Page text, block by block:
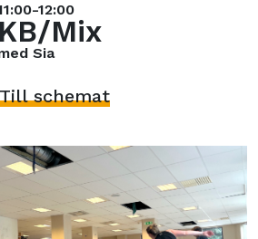
12:00
KB/Mix
Sia
Till schemat